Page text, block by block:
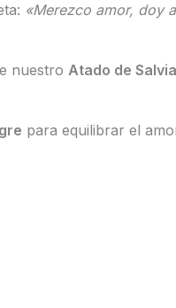
«Merezco amor, doy
nuestro Atado de Salvia
para equilibrar el